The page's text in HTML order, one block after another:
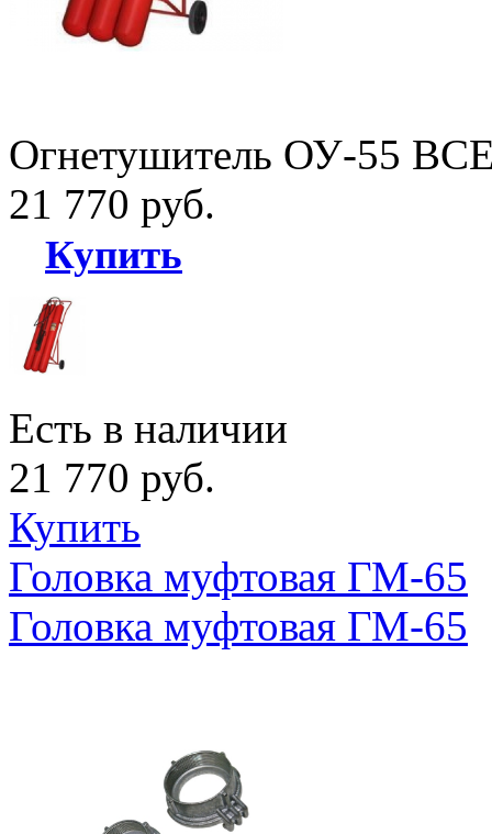
Огнетушитель ОУ-55
21 770 руб.
Купить
Есть в наличии
21 770 руб.
Купить
Головка муфтовая ГМ-65
Головка муфтовая ГМ-65